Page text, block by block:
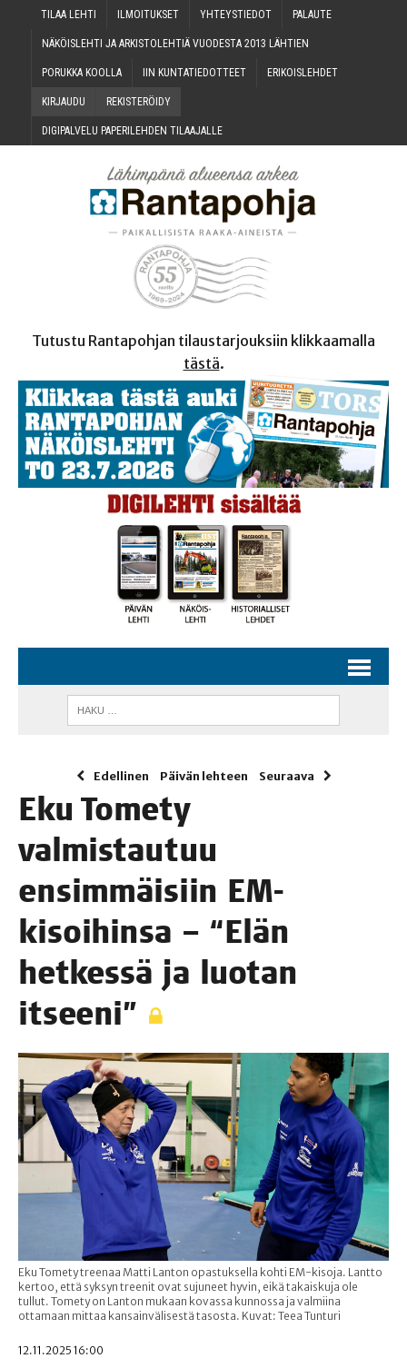
TILAA LEH­TI ILMOI­TUK­SET YHTEYS­TIE­DOT PALAU­TE
NÄKÖIS­LEH­TI JA ARKIS­TO­LEH­TIÄ VUO­DES­TA 2013 LÄHTIEN
PORUK­KA KOOLLA IIN KUN­TA­TIE­DOT­TEET ERI­KOIS­LEH­DET
KIR­JAU­DU REKIS­TE­RÖI­DY
DIGI­PAL­VE­LU PAPE­RI­LEH­DEN TILAAJALLE
Tutustu Rantapohjan tilaustarjouksiin klikkaamalla
tästä.
Edellinen Päivän lehteen Seuraava
Eku Tome­ty
val­mis­tau­tuu
ensim­mäi­siin EM-
kisoi­hin­sa – “Elän
het­kes­sä ja luo­tan
itseeni”
Eku Tomety treenaa Matti Lanton opastuksella kohti EM-kisoja. Lantto
kertoo, että syksyn treenit ovat sujuneet hyvin, eikä takaiskuja ole
tullut. Tomety on Lanton mukaan kovassa kunnossa ja valmiina
ottamaan mittaa kansainvälisestä tasosta. Kuvat: Teea Tunturi
12.11.2025 16:00